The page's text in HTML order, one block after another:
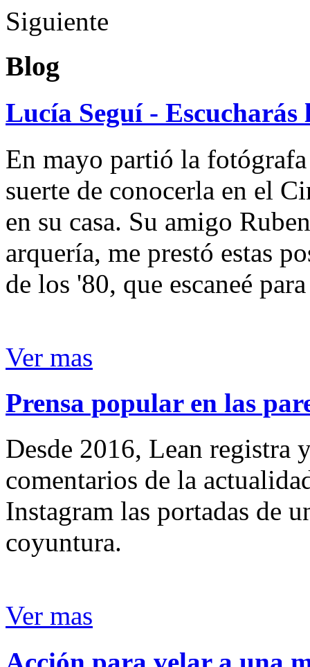
Siguiente
Blog
Lucía Seguí - Escucharás
En mayo partió la
suerte de conocerla en el
en su casa. Su amigo
arquería, me prestó estas
de los '80, que escaneé
Ver mas
Prensa popular en las
Desde 2016, Lean registra
comentarios de la
Instagram las portadas de
coyuntura.
Ver mas